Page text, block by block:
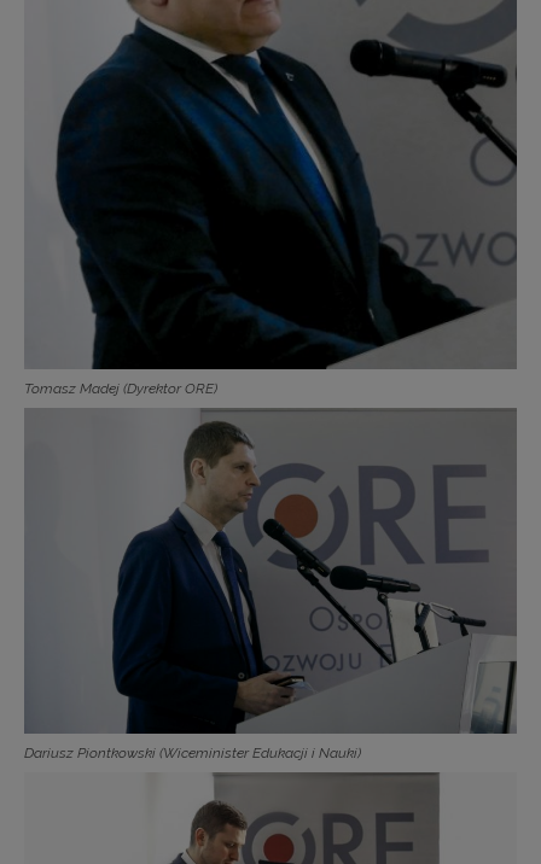
Tomasz Madej (Dyrektor ORE)
Dariusz Piontkowski (Wiceminister Edukacji i Nauki)